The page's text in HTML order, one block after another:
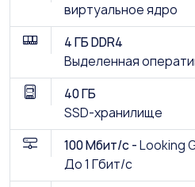
виртуальное ядро
4 ГБ DDR4
Выделенная
40 ГБ
SSD-хранилище
100 Мбит/с -Looking
До 1 Гбит/с